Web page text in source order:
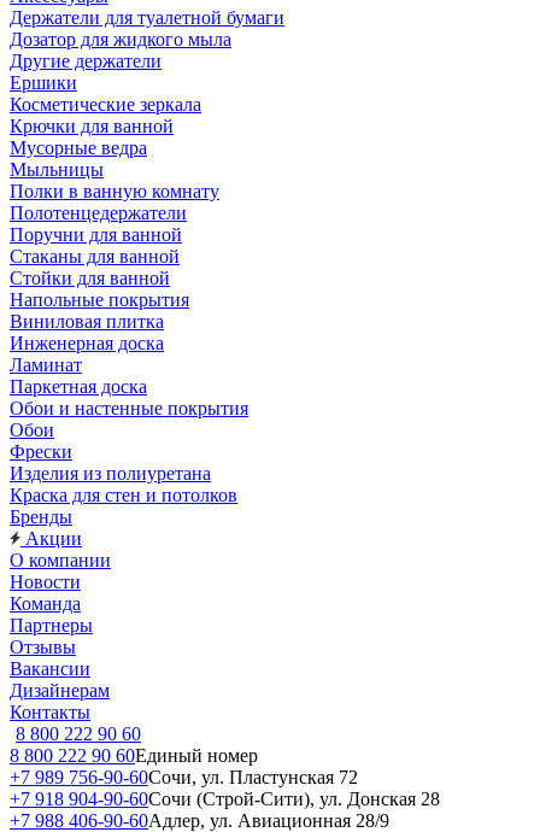
Держатели для туалетной бумаги
Дозатор для жидкого мыла
Другие держатели
Ершики
Косметические зеркала
Крючки для ванной
Мусорные ведра
Мыльницы
Полки в ванную комнату
Полотенцедержатели
Поручни для ванной
Стаканы для ванной
Стойки для ванной
Напольные покрытия
Виниловая плитка
Инженерная доска
Ламинат
Паркетная доска
Обои и настенные покрытия
Обои
Фрески
Изделия из полиуретана
Краска для стен и потолков
Бренды
Акции
О компании
Новости
Команда
Партнеры
Отзывы
Вакансии
Дизайнерам
Контакты
8 800 222 90 60
8 800 222 90 60Единый номер
+7 989 756-90-60Сочи, ул. Пластунская 72
+7 918 904-90-60Сочи (Строй-Сити), ул. Донская 28
+7 988 406-90-60Адлер, ул. Авиационная 28/9